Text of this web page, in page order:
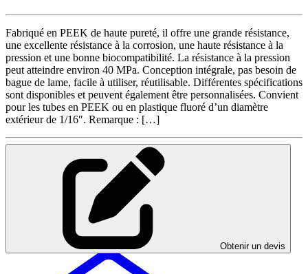
Fabriqué en PEEK de haute pureté, il offre une grande résistance,
une excellente résistance à la corrosion, une haute résistance à la
pression et une bonne biocompatibilité. La résistance à la pression
peut atteindre environ 40 MPa. Conception intégrale, pas besoin de
bague de lame, facile à utiliser, réutilisable. Différentes spécifications
sont disponibles et peuvent également être personnalisées. Convient
pour les tubes en PEEK ou en plastique fluoré d’un diamètre
extérieur de 1/16″. Remarque : […]
Obtenir un devis